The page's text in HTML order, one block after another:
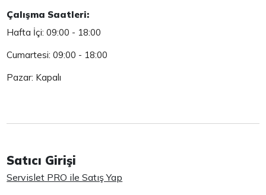
Çalışma Saatleri:
Hafta İçi: 09:00 - 18:00
Cumartesi: 09:00 - 18:00
Pazar: Kapalı
Satıcı Girişi
Servislet PRO ile Satış Yap